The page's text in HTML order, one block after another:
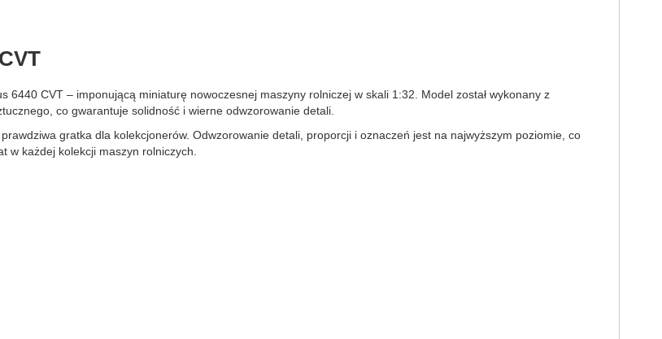
6440 CVT – imponującą miniaturę nowoczesnej maszyny rolniczej w skali 1:32. Model został wykonany z
co gwarantuje solidność i wierne odwzorowanie detali.
gratka dla kolekcjonerów. Odwzorowanie detali, proporcji i oznaczeń jest na najwyższym poziomie, co
w każdej kolekcji maszyn rolniczych.